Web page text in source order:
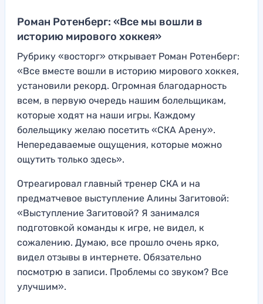
Роман Ротенберг: «Все мы вошли в
историю мирового хоккея»
Рубрику «восторг» открывает Роман Ротенберг:
«Все вместе вошли в историю мирового хоккея,
установили рекорд. Огромная благодарность
всем, в первую очередь нашим болельщикам,
которые ходят на наши игры. Каждому
болельщику желаю посетить «СКА Арену».
Непередаваемые ощущения, которые можно
ощутить только здесь».
Отреагировал главный тренер СКА и на
предматчевое выступление Алины Загитовой:
«Выступление Загитовой? Я занимался
подготовкой команды к игре, не видел, к
сожалению. Думаю, все прошло очень ярко,
видел отзывы в интернете. Обязательно
посмотрю в записи. Проблемы со звуком? Все
улучшим».